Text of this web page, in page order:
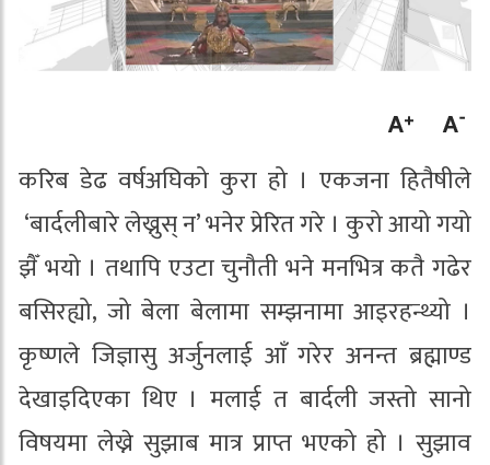
करिब डेढ वर्षअघिको कुरा हो । एकजना हितैषीले
‘बार्दलीबारे लेख्नुस् न’ भनेर प्रेरित गरे । कुरो आयो गयो
झैँ भयो । तथापि एउटा चुनौती भने मनभित्र कतै गढेर
बसिरह्यो, जो बेला बेलामा सम्झनामा आइरहन्थ्यो ।
कृष्णले जिज्ञासु अर्जुनलाई आँ गरेर अनन्त ब्रह्माण्ड
देखाइदिएका थिए । मलाई त बार्दली जस्तो सानो
विषयमा लेख्ने सुझाब मात्र प्राप्त भएको हो । सुझाव